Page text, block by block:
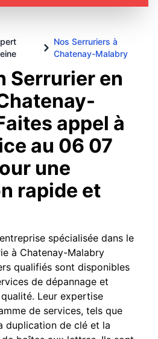
Nos Serruriers à
Chatenay-Malabry
Serrurier en
appel à
au 06 07
une
rapide et
spécialisée dans le
à Chatenay-Malabry
qualifiés sont disponibles
de dépannage et
Leur expertise
de services, tels que
duplication de clé et la